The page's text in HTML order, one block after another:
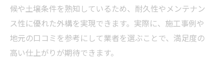
外構工事で快適な住環境を手に入れる方法
石材外構がもたらす美しさと機能性の両立
牛久市で人気の外構工事メリットまとめ
茨城外構で実感する暮らしのグレードアッ
候や土壌条件を熟知しているため、耐久性やメンテナン
ス性に優れた外構を実現できます。実際に、施工事例や
地元の口コミを参考にして業者を選ぶことで、満足度の
高い仕上がりが期待できます。